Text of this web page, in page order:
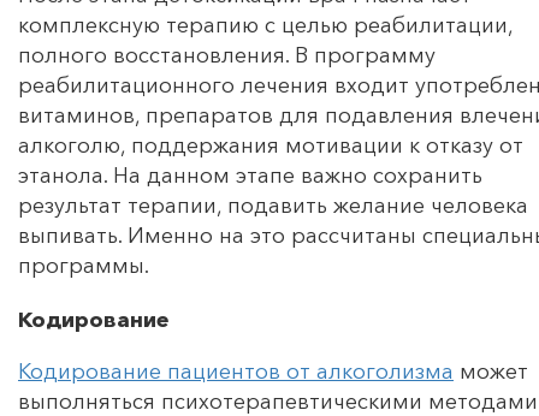
комплексную терапию с целью реабилитации,
полного восстановления. В программу
реабилитационного лечения входит
витаминов, препаратов для подавления
алкоголю, поддержания мотивации к отказу от
этанола. На данном этапе важно сохранить
результат терапии, подавить желание человека
выпивать. Именно на это рассчитаны
программы.
Кодирование
Кодирование пациентов от алкоголизма может
выполняться психотерапевтическими методами